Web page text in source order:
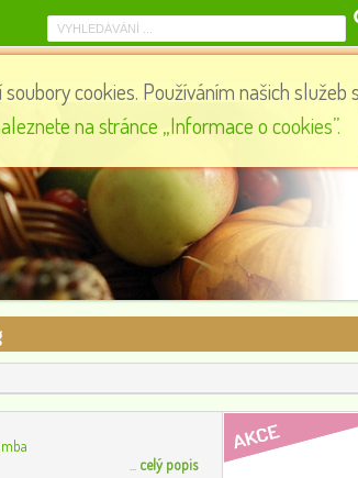
Matcha čokoláda s jahodami, 70 g
135 0
celý popis
cookies. Používáním našich
na stránce „Informace o cookies”.